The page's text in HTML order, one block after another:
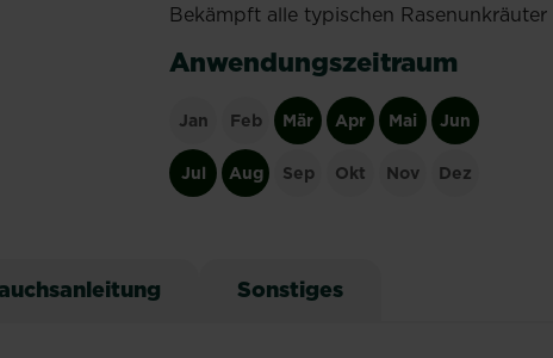
Bekämpft alle typischen
Anwendungszeitraum
Jan Feb Mär Apr Mai Jun
Jul Aug Sep Okt Nov Dez
Sonstiges